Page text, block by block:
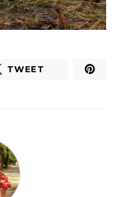
TWEET